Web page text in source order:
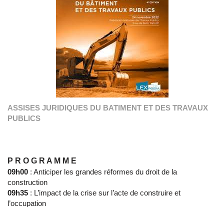
ASSISES JURIDIQUES DU BATIMENT ET DES TRAVAUX
PUBLICS
P R O G R A M M E
09h00 : Anticiper les grandes réformes du droit de la
construction
09h35 : L’impact de la crise sur l’acte de construire et
l’occupation